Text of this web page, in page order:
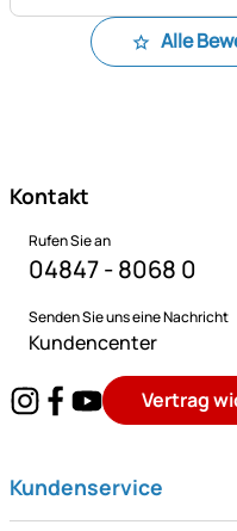
Alle
Kontakt
Rufen Sie an
04847 - 8068 0
Senden Sie uns eine Nachricht
Kundencenter
Vertrag
Kundenservice